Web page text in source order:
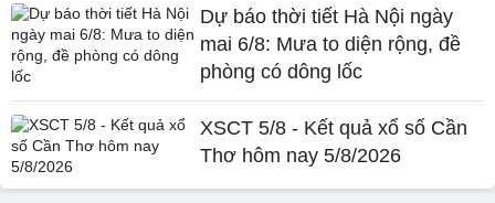
Dự báo thời tiết Hà Nội ngày
mai 6/8: Mưa to diện rộng, đề
phòng có dông lốc
XSCT 5/8 - Kết quả xổ số Cần
Thơ hôm nay 5/8/2026